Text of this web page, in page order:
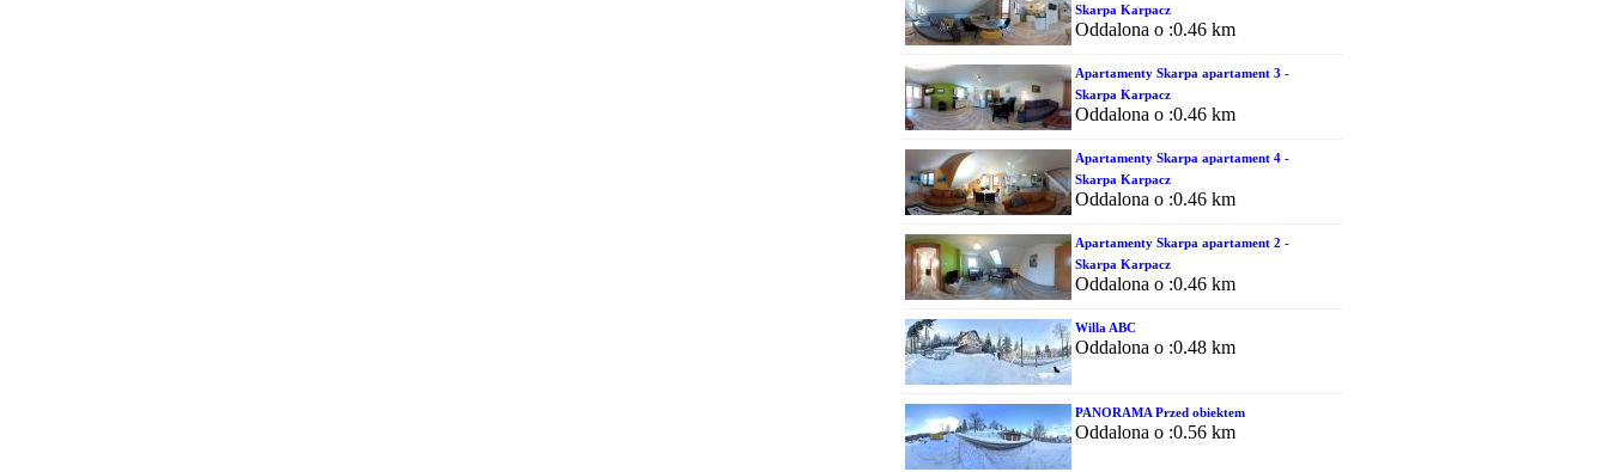
Skarpa Karpacz
Oddalona o :0.46 km
Apartamenty Skarpa apartament 3 -
Skarpa Karpacz
Oddalona o :0.46 km
Apartamenty Skarpa apartament 4 -
Skarpa Karpacz
Oddalona o :0.46 km
Apartamenty Skarpa apartament 2 -
Skarpa Karpacz
Oddalona o :0.46 km
Willa ABC
Oddalona o :0.48 km
PANORAMA Przed obiektem
Oddalona o :0.56 km